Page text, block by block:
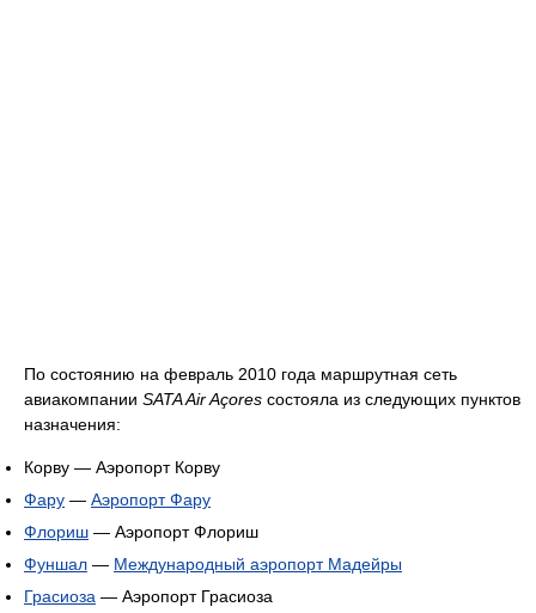
По состоянию на февраль 2010 года маршрутная сеть
авиакомпании SATA Air Açores состояла из следующих пунктов
назначения:
Корву — Аэропорт Корву
Фару — Аэропорт Фару
Флориш — Аэропорт Флориш
Фуншал — Международный аэропорт Мадейры
Грасиоза — Аэропорт Грасиоза